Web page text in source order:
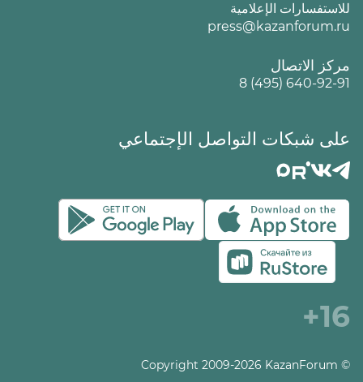
للاستفسارات الإعلامية
press@kazanforum.ru
مركز الاتصال
8 (495) 640-92-91
على شبكات التواصل الإجتماعي
16+
© Copyright 2009-2026 KazanForum